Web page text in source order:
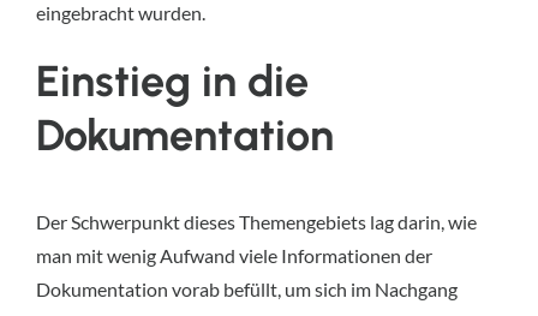
eingebracht wurden.
Einstieg in die
Dokumentation
Der Schwerpunkt dieses Themengebiets lag darin, wie
man mit wenig Aufwand viele Informationen der
Dokumentation vorab befüllt, um sich im Nachgang